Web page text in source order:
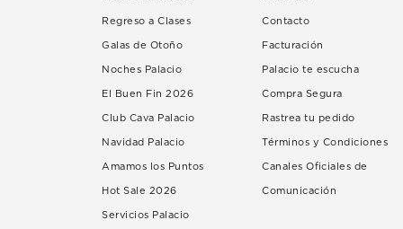
Regreso a Clases
Galas de Otoño
Noches Palacio
El Buen Fin 2026
Club Cava Palacio
Navidad Palacio
Amamos los Puntos
Hot Sale 2026
Servicios Palacio
Contacto
Facturación
Palacio te escucha
Compra Segura
Rastrea tu pedido
Términos y Condiciones
Canales Oficiales de
Comunicación